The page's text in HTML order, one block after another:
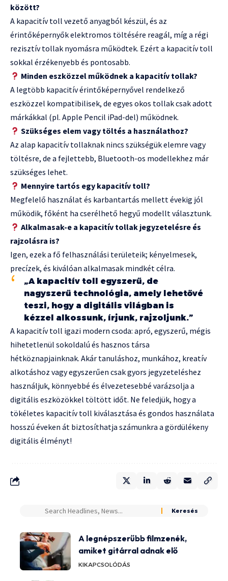
között?
A kapacitív toll vezető anyagból készül, és az
érintőképernyők elektromos töltésére reagál, míg a régi
rezisztív tollak nyomásra működtek. Ezért a kapacitív toll
sokkal érzékenyebb és pontosabb.
Minden eszközzel működnek a kapacitív tollak?
A legtöbb kapacitív érintőképernyővel rendelkező
eszközzel kompatibilisek, de egyes okos tollak csak adott
márkákkal (pl. Apple Pencil iPad-del) működnek.
Szükséges elem vagy töltés a használathoz?
Az alap kapacitív tollaknak nincs szükségük elemre vagy
töltésre, de a fejlettebb, Bluetooth-os modellekhez már
szükséges lehet.
Mennyire tartós egy kapacitív toll?
Megfelelő használat és karbantartás mellett évekig jól
működik, főként ha cserélhető hegyű modellt választunk.
Alkalmasak-e a kapacitív tollak jegyzetelésre és
rajzolásra is?
Igen, ezek a fő felhasználási területeik; kényelmesek,
precízek, és kiválóan alkalmasak mindkét célra.
„A kapacitív toll egyszerű, de
nagyszerű technológia, amely lehetővé
teszi, hogy a digitális világban is
kézzel alkossunk, írjunk, rajzoljunk.”
A kapacitív toll igazi modern csoda: apró, egyszerű, mégis
hihetetlenül sokoldalú és hasznos társa
hétköznapjainknak. Akár tanuláshoz, munkához, kreatív
alkotáshoz vagy egyszerűen csak gyors jegyzeteléshez
használjuk, könnyebbé és élvezetesebbé varázsolja a
digitális eszközökkel töltött időt. Ne feledjük, hogy a
tökéletes kapacitív toll kiválasztása és gondos használata
hosszú éveken át biztosíthatja számunkra a gördülékeny
digitális élményt!
A legnépszerűbb filmzenék,
amiket gitárral adnak elő
KIKAPCSOLÓDÁS